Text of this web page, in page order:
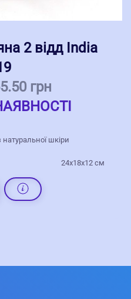
2 відд India
грн
шкіри
24x18x12 см